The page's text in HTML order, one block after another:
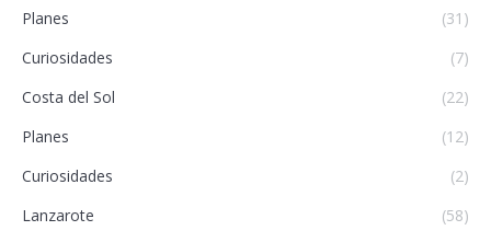
Planes
(31)
Curiosidades
(7)
Costa del Sol
(22)
Planes
(12)
Curiosidades
(2)
Lanzarote
(58)